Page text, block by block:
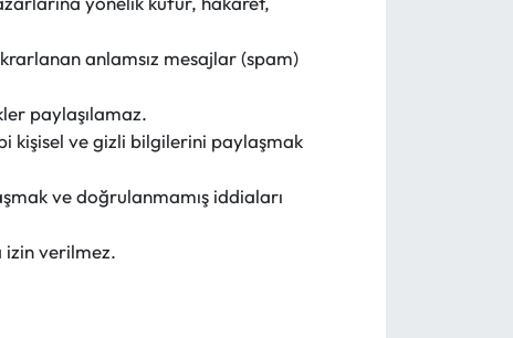
anlamsız mesajlar (spam)
paylaşılamaz.
kişisel ve gizli bilgilerini paylaşmak
ve doğrulanmamış iddiaları
izin verilmez.